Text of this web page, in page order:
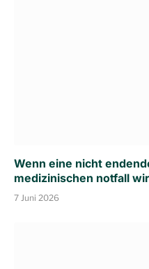
Wenn eine nicht
medizinischen notfall
7 Juni 2026